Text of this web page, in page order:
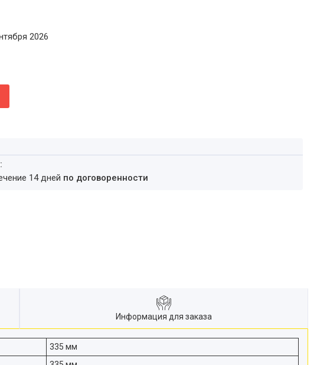
2026
14 дней по договоренности
Информация для заказа
335 мм